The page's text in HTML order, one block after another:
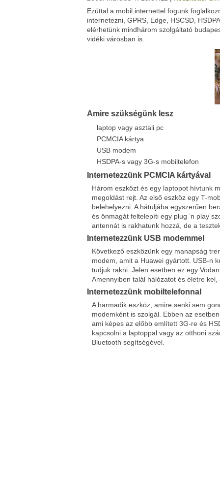
Facebook Twitter
Del.icio.us
Live
Ezúttal a mobil internettel fogunk
internetezni, GPRS, Edge, HSCSD,
elérhetünk mindhárom szolgáltató
vidéki városban is.
Amire szükségünk lesz
laptop vagy asztali pc
PCMCIA kártya
USB modem
HSDPA-s vagy 3G-s mobiltelefon
Internetezzünk PCMCIA kártyával
Három eszközt és egy laptopot hívtunk
megoldást rejt. Az első eszköz egy T-
belehelyezni. A hátuljába egyszerűen
és önmagát feltelepíti egy plug ’n play
antennát is rakhatunk hozzá, de a
Internetezzünk USB modemmel
Következő eszközünk egy manapság
modem, amit a Huawei gyártott. USB-n
tudjuk rakni. Jelen esetben ez egy
Amennyiben talál hálózatot és életre
Internetezzünk mobiltelefonnal
A harmadik eszköz, amire senki sem
modemként is szolgál. Ebben az
ami képes az előbb említett 3G-re és
kapcsolni a laptoppal vagy az otthoni
Bluetooth segítségével.